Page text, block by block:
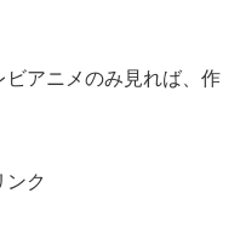
ビアニメのみ見れば、作
ンク